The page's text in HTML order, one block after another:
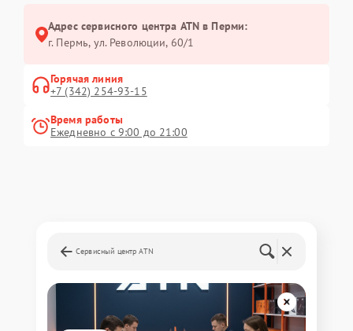
Адрес сервисного центра ATN в Перми:
г. Пермь, ул. ​Революции, 60/1
Горячая линия
+7 (342) 254-93-15
Время работы
Ежедневно с 9:00 до 21:00
Сервисный центр ATN